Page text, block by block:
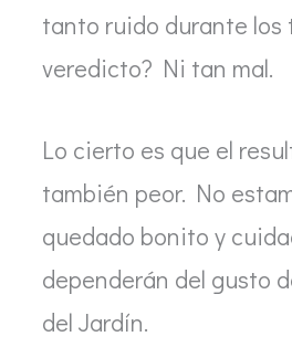
tanto ruido durante los
veredicto? Ni tan mal.
Lo cierto es que el
también peor. No
quedado bonito y
dependerán del gusto
del Jardín.